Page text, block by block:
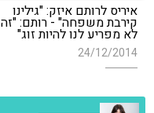
איריס לרותם איזק: "גילינו
קירבת משפחה" - רותם: "זה
לא מפריע לנו להיות זוג"
24/12/2014